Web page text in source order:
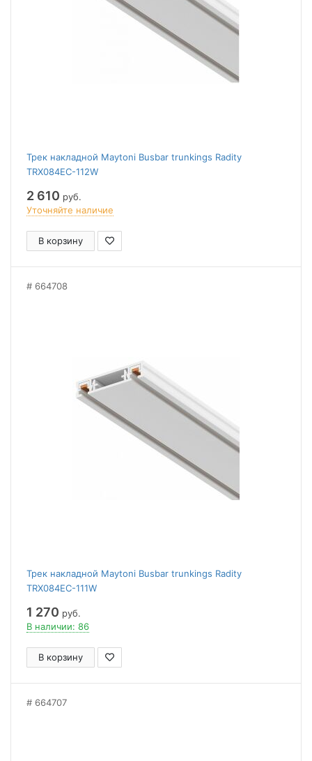
Трек накладной Maytoni Busbar trunkings Radity
TRX084EC-112W
2 610 руб.
Уточняйте наличие
В корзину
664708
Трек накладной Maytoni Busbar trunkings Radity
TRX084EC-111W
1 270 руб.
В наличии: 86
В корзину
664707